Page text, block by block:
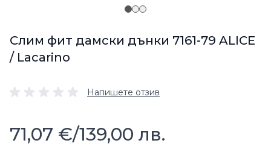
Слим фит дамски дънки 7161-79 ALICE
/ Lacarino
Напишете отзив
71,07 €/139,00 лв.